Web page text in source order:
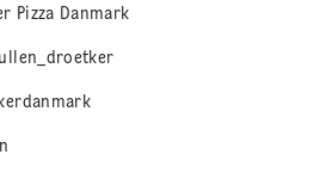
Pizza Danmark